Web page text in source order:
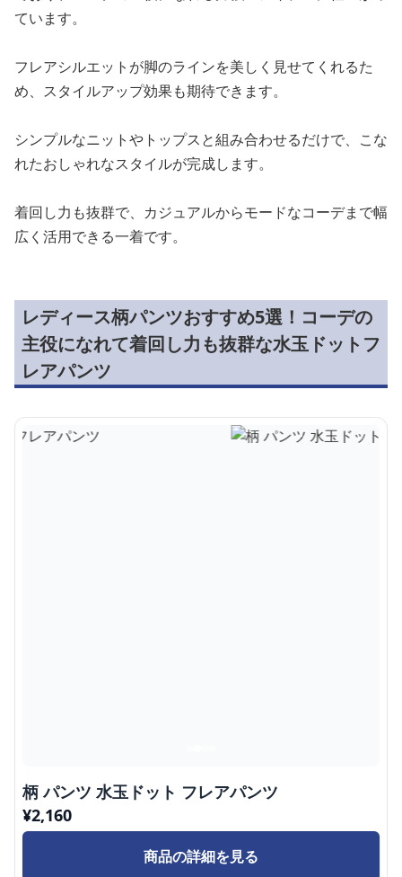
ています。
フレアシルエットが脚のラインを美しく見せてくれるた
め、スタイルアップ効果も期待できます。
シンプルなニットやトップスと組み合わせるだけで、こな
れたおしゃれなスタイルが完成します。
着回し力も抜群で、カジュアルからモードなコーデまで幅
広く活用できる一着です。
レディース柄パンツおすすめ5選！コーデの
主役になれて着回し力も抜群な水玉ドットフ
レアパンツ
柄 パンツ 水玉ドット フレアパンツ
¥2,160
商品の詳細を見る